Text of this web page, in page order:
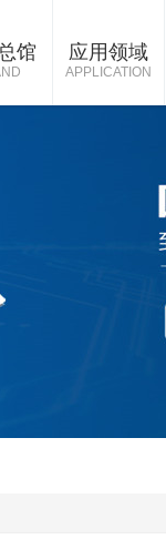
馆 应用领域
APPLICATION